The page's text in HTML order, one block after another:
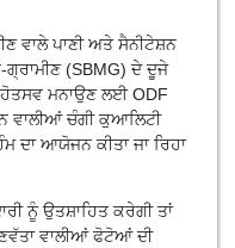
ਵਾਲੇ ਪਾਣੀ ਅਤੇ ਸੈਨੀਟੇਸ਼ਨ
(SBMG) ਦੇ ਦੂਜੇ
ਮਨਾਉਣ ਲਈ ODF
ਚੰਗੀ ਕੁਆਲਿਟੀ
ਆਯੋਜਨ ਕੀਤਾ ਜਾ ਰਿਹਾ
ਨੂੰ ਉਤਸ਼ਾਹਿਤ ਕਰੇਗੀ ਤਾਂ
ਵਾਲੀਆਂ ਫੋਟੋਆਂ ਦੀ